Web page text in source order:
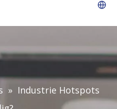
» Industrie Hotspots